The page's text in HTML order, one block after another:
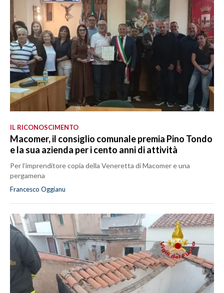
IL RICONOSCIMENTO
Macomer, il consiglio comunale premia Pino Tondo
e la sua azienda per i cento anni di attività
Per l’imprenditore copia della Veneretta di Macomer e una
pergamena
Francesco Oggianu